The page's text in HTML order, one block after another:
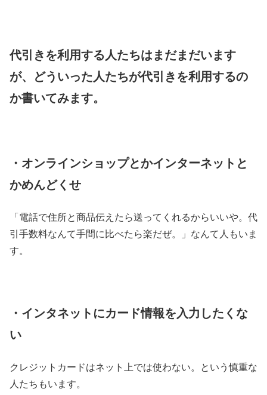
代引きを利用する人たちはまだまだいます
が、どういった人たちが代引きを利用するの
か書いてみます。
・オンラインショップとかインターネットと
かめんどくせ
「電話で住所と商品伝えたら送ってくれるからいいや。代
引手数料なんて手間に比べたら楽だぜ。」なんて人もいま
す。
・インタネットにカード情報を入力したくな
い
クレジットカードはネット上では使わない。という慎重な
人たちもいます。